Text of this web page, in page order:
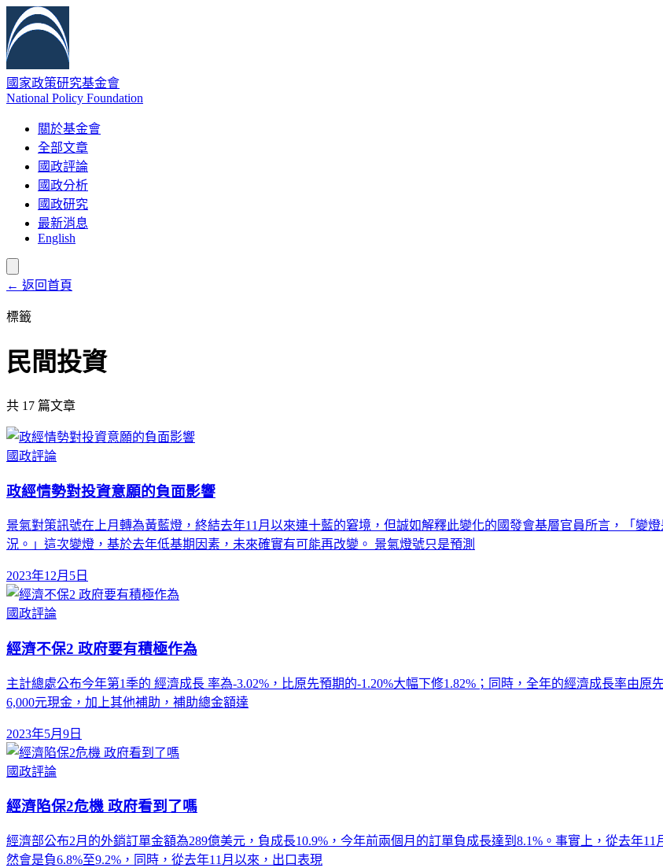
國家政策研究基金會
National Policy Foundation
關於基金會
全部文章
國政評論
國政分析
國政研究
最新消息
English
← 返回首頁
標籤
民間投資
共 17 篇文章
國政評論
政經情勢對投資意願的負面影響
景氣對策訊號在上月轉為黃藍燈，終結去年11月以來連十藍的窘境，但誠如解釋此變化的國發會基層官員所言，「變
況。」這次變燈，基於去年低基期因素，未來確實有可能再改變。 景氣燈號只是預測
2023年12月5日
國政評論
經濟不保2 政府要有積極作為
主計總處公布今年第1季的 經濟成長 率為-3.02%，比原先預期的-1.20%大幅下修1.82%；同時，全年的經濟成長率由原
6,000元現金，加上其他補助，補助總金額達
2023年5月9日
國政評論
經濟陷保2危機 政府看到了嗎
經濟部公布2月的外銷訂單金額為289億美元，負成長10.9%，今年前兩個月的訂單負成長達到8.1%。事實上，從去年
然會是負6.8%至9.2%，同時，從去年11月以來，出口表現